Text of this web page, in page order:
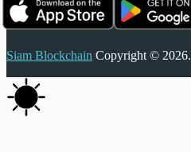
Siam Blockchain Copyright © 2026.